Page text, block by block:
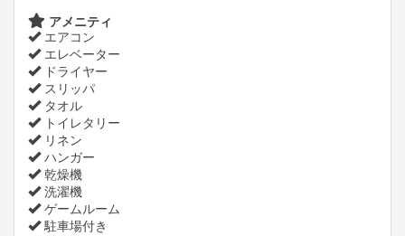
アメニティ
エアコン
エレベーター
ドライヤー
スリッパ
タオル
トイレタリー
リネン
ハンガー
乾燥機
洗濯機
ゲームルーム
駐車場付き